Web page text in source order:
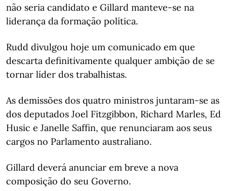
não seria candidato e Gillard manteve-se na
liderança da formação política.
Rudd divulgou hoje um comunicado em que
descarta definitivamente qualquer ambição de se
tornar líder dos trabalhistas.
As demissões dos quatro ministros juntaram-se as
dos deputados Joel Fitzgibbon, Richard Marles, Ed
Husic e Janelle Saffin, que renunciaram aos seus
cargos no Parlamento australiano.
Gillard deverá anunciar em breve a nova
composição do seu Governo.